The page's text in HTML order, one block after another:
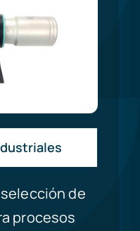
de
procesos